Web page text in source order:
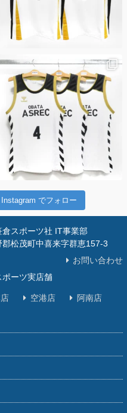
Instagram でフォロー
倉スポーツ社 IT事業部
郡松茂町中喜来字群恵157-3
お問い合わせ
ポーツ実店舗
空港店 阿南店